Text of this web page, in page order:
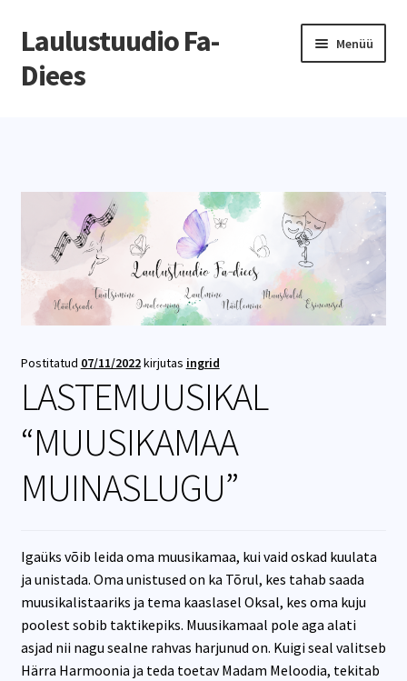
Laulustuudio Fa-
Diees
Menüü
Kalender
Videod
Telli Fa-Diees esinema
Tulen Fa-Dieesi laulma
Postitatud 07/11/2022kirjutas ingrid
LASTEMUUSIKAL
“MUUSIKAMAA
MUINASLUGU”
Igaüks võib leida oma muusikamaa, kui vaid oskad kuulata
ja unistada. Oma unistused on ka Tõrul, kes tahab saada
muusikalistaariks ja tema kaaslasel Oksal, kes oma kuju
poolest sobib taktikepiks. Muusikamaal pole aga alati
asjad nii nagu sealne rahvas harjunud on. Kuigi seal valitseb
Härra Harmoonia ja teda toetav Madam Meloodia, tekitab